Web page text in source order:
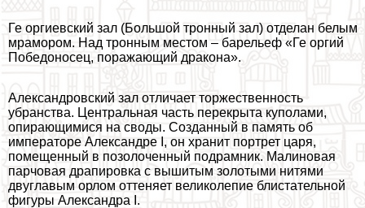
Ге opгиевский зал (Большой тронный зал) отделан белым
мрамором. Над тронным местом – барельеф «Ге opгий
Победоносец, поражающий дpaкона».
Александровский зал отличает торжественность
убранства. Центральная часть перекрыта куполами,
опирающимися на своды. Созданный в память об
императоре Александре I, он хранит портрет царя,
помещенный в позолоченный подрамник. Малиновая
парчовая драпировка с вышитым золотыми нитями
двуглавым орлом оттеняет великолепие блистательной
фигуры Александра I.